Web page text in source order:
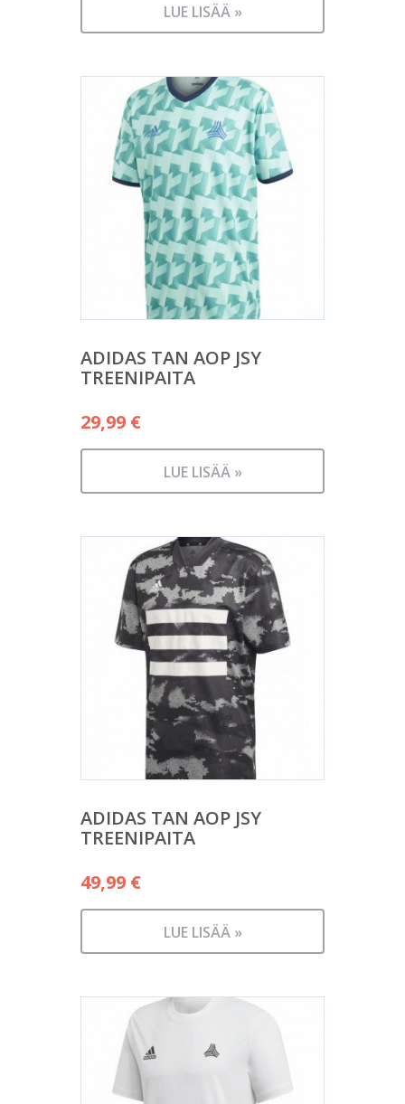
LUE LISÄÄ »
ADIDAS TAN AOP JSY
TREENIPAITA
29,99 €
LUE LISÄÄ »
ADIDAS TAN AOP JSY
TREENIPAITA
49,99 €
LUE LISÄÄ »